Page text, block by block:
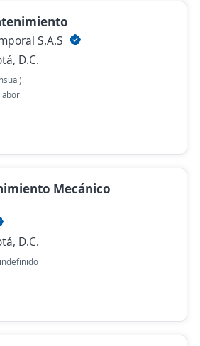
S.A.S
D.C.
Mecánico
D.C.